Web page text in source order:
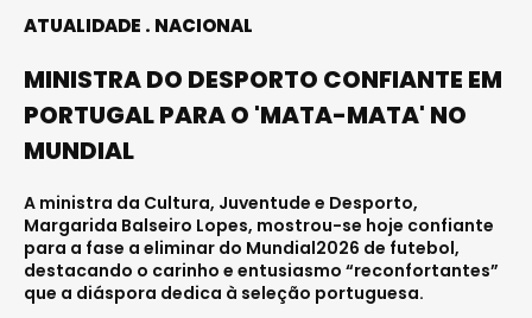
ATUALIDADE NACIONAL
MINISTRA DO DESPORTO CONFIANTE EM
PORTUGAL PARA O 'MATA-MATA' NO
MUNDIAL
A ministra da Cultura, Juventude e Desporto,
Margarida Balseiro Lopes, mostrou-se hoje confiante
para a fase a eliminar do Mundial2026 de futebol,
destacando o carinho e entusiasmo “reconfortantes”
que a diáspora dedica à seleção portuguesa.